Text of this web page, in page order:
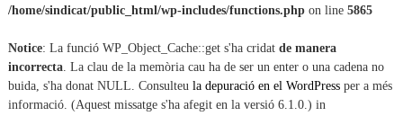
/home/sindicat/public_html/wp-includes/functions.phpon line 5865
Notice: La funció WP_Object_Cache::get s'ha cridat de manera
incorrecta. La clau de la memòria cau ha de ser un enter o una cadena no
buida, s'ha donat NULL. Consulteu la depuració en el WordPressper a més
informació. (Aquest missatge s'ha afegit en la versió 6.1.0.) in